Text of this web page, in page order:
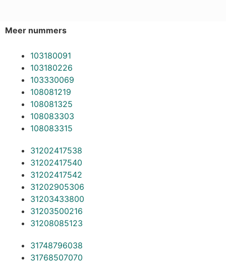
Meer nummers
103180091
103180226
103330069
108081219
108081325
108083303
108083315
31202417538
31202417540
31202417542
31202905306
31203433800
31203500216
31208085123
31748796038
31768507070